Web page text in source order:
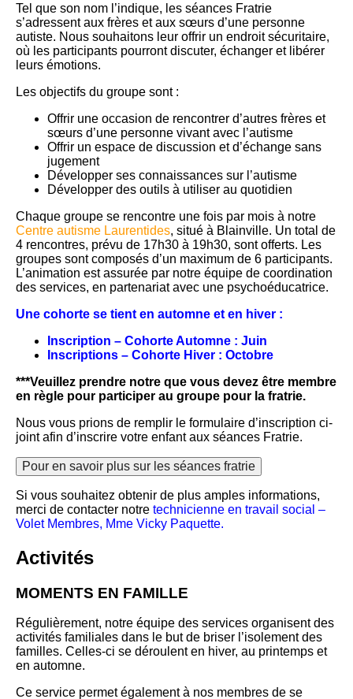
Tel que son nom l’indique, les séances Fratrie
s’adressent aux frères et aux sœurs d’une personne
autiste. Nous souhaitons leur offrir un endroit sécuritaire,
où les participants pourront discuter, échanger et libérer
leurs émotions.
Les objectifs du groupe sont :
Offrir une occasion de rencontrer d’autres frères et
sœurs d’une personne vivant avec l’autisme
Offrir un espace de discussion et d’échange sans
jugement
Développer ses connaissances sur l’autisme
Développer des outils à utiliser au quotidien
Chaque groupe se rencontre une fois par mois à notre
Centre autisme Laurentides, situé à Blainville. Un total de
4 rencontres, prévu de 17h30 à 19h30, sont offerts. Les
groupes sont composés d’un maximum de 6 participants.
L’animation est assurée par notre équipe de coordination
des services, en partenariat avec une psychoéducatrice.
Une cohorte se tient en automne et en hiver :
Inscription – Cohorte Automne : Juin
Inscriptions – Cohorte Hiver : Octobre
***Veuillez prendre notre que vous devez être membre
en règle pour participer au groupe pour la fratrie.
Nous vous prions de remplir le formulaire d’inscription ci-
joint afin d’inscrire votre enfant aux séances Fratrie.
Pour en savoir plus sur les séances fratrie
Si vous souhaitez obtenir de plus amples informations,
merci de contacter notre technicienne en travail social –
Volet Membres, Mme Vicky Paquette.
Activités
MOMENTS EN FAMILLE
Régulièrement, notre équipe des services organisent des
activités familiales dans le but de briser l’isolement des
familles. Celles-ci se déroulent en hiver, au printemps et
en automne.
Ce service permet également à nos membres de se